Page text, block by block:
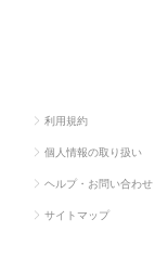
利用規約
個人情報の取り扱い
ヘルプ・お問い合わせ
サイトマップ